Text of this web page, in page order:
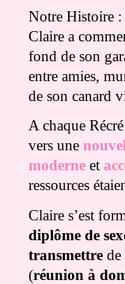
Notre Histoire :
Claire a
fond de son
entre amies,
de son canard
A chaque
vers une
moderne et
ressources
Claire s’est
diplôme de
transmettrede
(réunion à